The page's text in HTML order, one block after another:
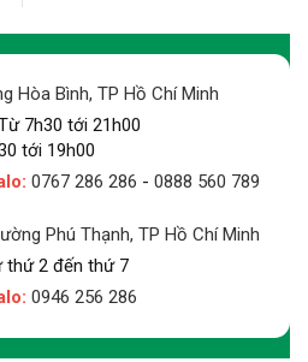
Hòa Bình, TP Hồ Chí Minh
7h30 tới 21h00
tới 19h00
0767 286 286 - 0888 560 789
Phú Thạnh, TP Hồ Chí Minh
thứ 2 đến thứ 7
0946 256 286